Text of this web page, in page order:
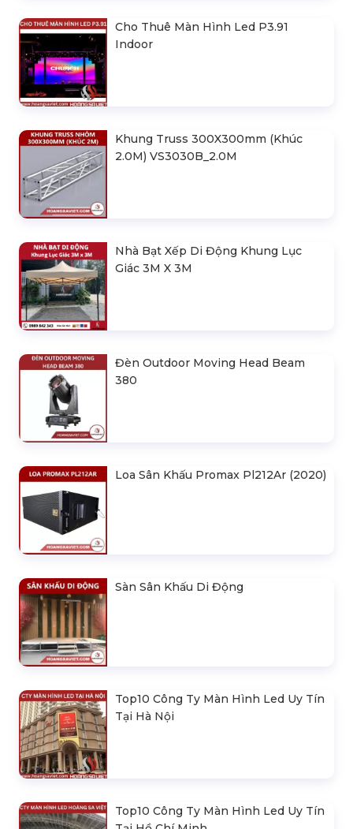
Cho Thuê Màn Hình Led P3.91
Indoor
Khung Truss 300X300mm (Khúc
2.0M) VS3030B_2.0M
Nhà Bạt Xếp Di Động Khung Lục
Giác 3M X 3M
Đèn Outdoor Moving Head Beam
380
Loa Sân Khấu Promax Pl212Ar (2020)
Sàn Sân Khấu Di Động
Top10 Công Ty Màn Hình Led Uy Tín
Tại Hà Nội
Top10 Công Ty Màn Hình Led Uy Tín